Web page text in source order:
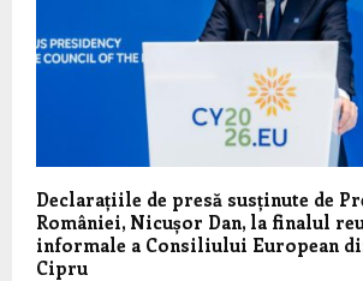
Declarațiile de presă susținute de
României, Nicușor Dan, la finalul
informale a Consiliului European
Cipru